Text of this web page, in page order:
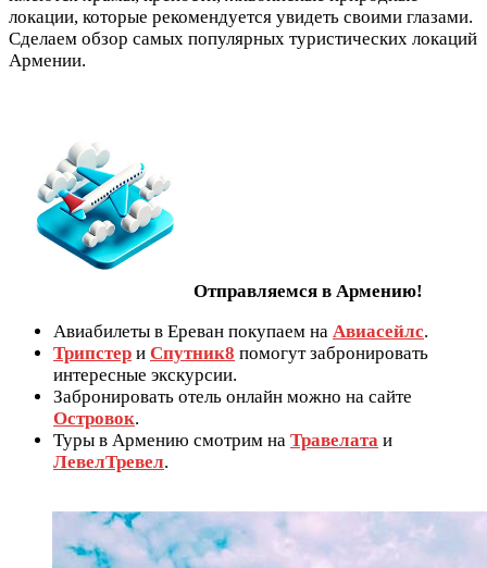
локации, которые рекомендуется увидеть своими глазами.
Сделаем обзор самых популярных туристических локаций
Армении.
Отправляемся в Армению!
Авиабилеты в Ереван покупаем на Авиасейлс.
Трипстер и Спутник8 помогут забронировать
интересные экскурсии.
Забронировать отель онлайн можно на сайте
Островок.
Туры в Армению смотрим на Травелата и
ЛевелТревел.